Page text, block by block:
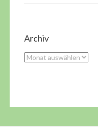
Archiv
Archiv